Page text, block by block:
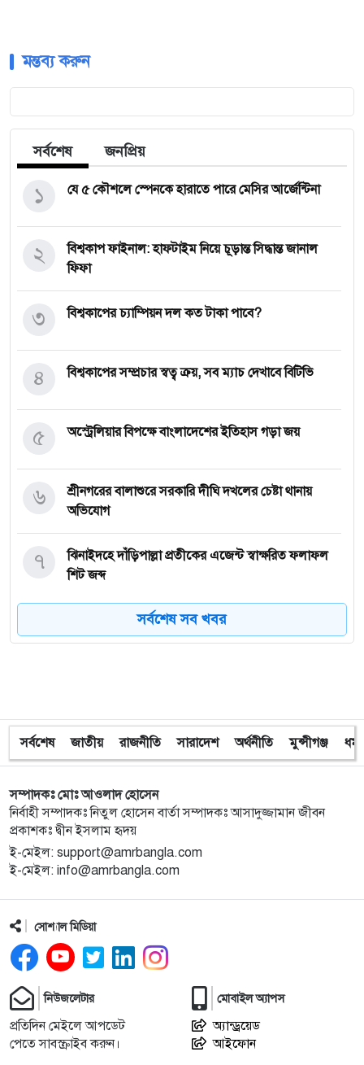
মন্তব্য করুন
সর্বশেষ জনপ্রিয়
যে ৫ কৌশলে স্পেনকে হারাতে পারে মেসির আর্জেন্টিনা
১
বিশ্বকাপ ফাইনাল: হাফটাইম নিয়ে চূড়ান্ত সিদ্ধান্ত জানাল
ফিফা
২
বিশ্বকাপের চ্যাম্পিয়ন দল কত টাকা পাবে?
৩
বিশ্বকাপের সম্প্রচার স্বত্ব ক্রয়, সব ম্যাচ দেখাবে বিটিভি
৪
অস্ট্রেলিয়ার বিপক্ষে বাংলাদেশের ইতিহাস গড়া জয়
৫
শ্রীনগরের বালাশুরে সরকারি দীঘি দখলের চেষ্টা থানায়
অভিযোগ
৬
ঝিনাইদহে দাঁড়িপাল্লা প্রতীকের এজেন্ট স্বাক্ষরিত ফলাফল
শিট জব্দ
৭
ত্রয়োদশ জাতীয় নির্বাচন, শান্তিপূর্ণ ও নিরপেক্ষ হোক
অবরুদ্ধ জামায়াত নেতাকে উদ্ধার করলেন এনসিপি নেত্রী ডা.
মিতু
১০
ভোটকেন্দ্রের সামনে বস্তাভর্তি টাকাসহ স্বেচ্ছাসেবকদল নেতা
আটক
১১
গোপালগঞ্জে ডিসির বাসভবনের সামনে ককটেল বিস্ফোরণ
১২
সন্ত্রাসীদের ব্যবস্থা না নেওয়া হলে আমার পক্ষে নির্বাচন করা
সম্ভব নয় : ভিপি নূর
১৩
নির্বাচনী নিরাপত্তা পর্যবেক্ষণে ফরিদপুর ও মুন্সীগঞ্জে বিজিবি
মহাপরিচালকের বেইজ ক্যাম্প পরিদর্শন
১৪
সর্বশেষ সব খবর
সর্বশেষ জাতীয় রাজনীতি সারাদেশ অর্থনীতি মুন্সীগঞ্জ ধর্ম
সম্পাদকঃ মোঃ আওলাদ হোসেন
নির্বাহী সম্পাদকঃ নিতুল হোসেন বার্তা সম্পাদকঃ আসাদুজ্জামান জীবন
প্রকাশকঃ দ্বীন ইসলাম হৃদয়
ই-মেইল: support@amrbangla.com
ই-মেইল: info@amrbangla.com
সোশ্যাল মিডিয়া
নিউজলেটার
প্রতিদিন মেইলে আপডেট
পেতে সাবস্ক্রাইব করুন।
মোবাইল অ্যাপস
অ্যান্ড্রয়েড
আইফোন